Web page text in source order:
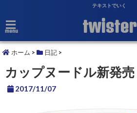
テキストでいく
menu twister
ホーム > 日記 >
カップヌードル新発売
2017/11/07